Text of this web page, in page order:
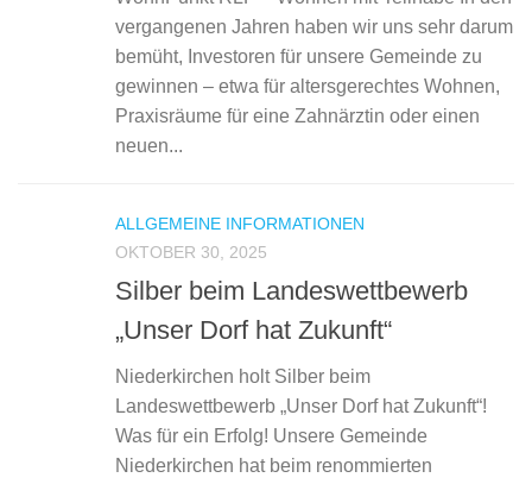
vergangenen Jahren haben wir uns sehr darum
bemüht, Investoren für unsere Gemeinde zu
gewinnen – etwa für altersgerechtes Wohnen,
Praxisräume für eine Zahnärztin oder einen
neuen...
ALLGEMEINE INFORMATIONEN
OKTOBER 30, 2025
Silber beim Landeswettbewerb
„Unser Dorf hat Zukunft“
Niederkirchen holt Silber beim
Landeswettbewerb „Unser Dorf hat Zukunft“!
Was für ein Erfolg! Unsere Gemeinde
Niederkirchen hat beim renommierten